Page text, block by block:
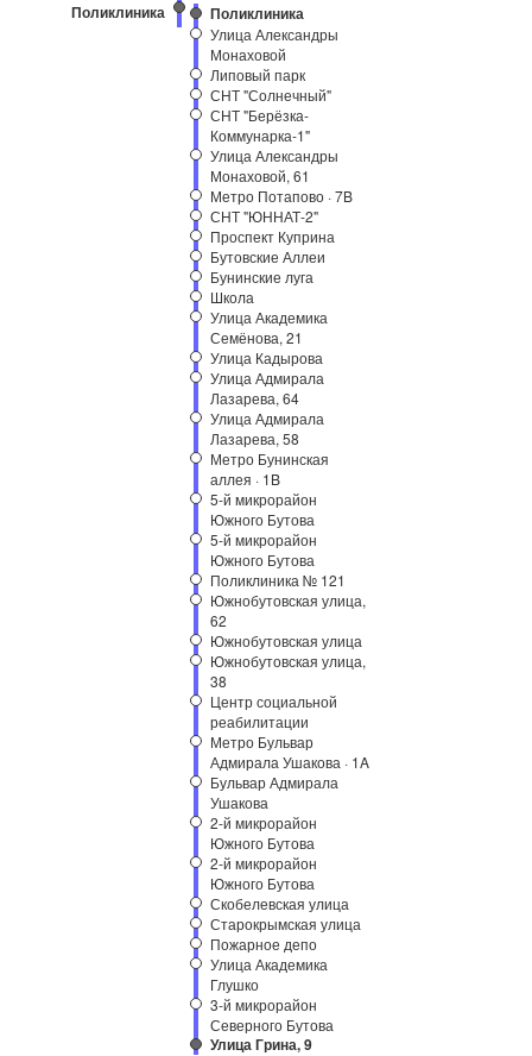
Поликлиника Поликлиника
Улица Александры
Монаховой
Липовый парк
СНТ "Солнечный"
СНТ "Берёзка-
Коммунарка-1"
Улица Александры
Монаховой, 61
Метро Потапово · 7B
СНТ "ЮННАТ-2"
Проспект Куприна
Бутовские Аллеи
Бунинские луга
Школа
Улица Академика
Семёнова, 21
Улица Кадырова
Улица Адмирала
Лазарева, 64
Улица Адмирала
Лазарева, 58
Метро Бунинская
аллея · 1B
5-й микрорайон
Южного Бутова
5-й микрорайон
Южного Бутова
Поликлиника № 121
Южнобутовская улица,
62
Южнобутовская улица
Южнобутовская улица,
38
Центр социальной
реабилитации
Метро Бульвар
Адмирала Ушакова · 1A
Бульвар Адмирала
Ушакова
2-й микрорайон
Южного Бутова
2-й микрорайон
Южного Бутова
Скобелевская улица
Старокрымская улица
Пожарное депо
Улица Академика
Глушко
3-й микрорайон
Северного Бутова
Улица Грина, 9